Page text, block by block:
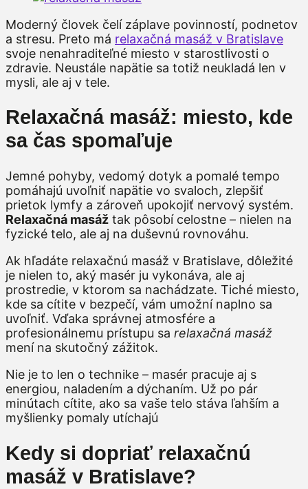
Moderný človek čelí záplave povinností, podnetov
a stresu. Preto má relaxačná masáž v Bratislave
svoje nenahraditeľné miesto v starostlivosti o
zdravie. Neustále napätie sa totiž neukladá len v
mysli, ale aj v tele.
Relaxačná masáž: miesto, kde
sa čas spomaľuje
Jemné pohyby, vedomý dotyk a pomalé tempo
pomáhajú uvoľniť napätie vo svaloch, zlepšiť
prietok lymfy a zároveň upokojiť nervový systém.
Relaxačná masáž tak pôsobí celostne – nielen na
fyzické telo, ale aj na duševnú rovnováhu.
Ak hľadáte relaxačnú masáž v Bratislave, dôležité
je nielen to, aký masér ju vykonáva, ale aj
prostredie, v ktorom sa nachádzate. Tiché miesto,
kde sa cítite v bezpečí, vám umožní naplno sa
uvoľniť. Vďaka správnej atmosfére a
profesionálnemu prístupu sa relaxačná masáž
mení na skutočný zážitok.
Nie je to len o technike – masér pracuje aj s
energiou, naladením a dýchaním. Už po pár
minútach cítite, ako sa vaše telo stáva ľahším a
myšlienky pomaly utíchajú
Kedy si dopriať relaxačnú
masáž v Bratislave?